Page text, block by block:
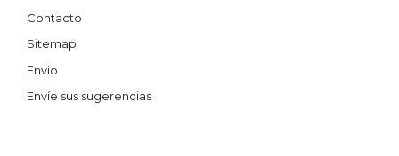
Contacto
Sitemap
Envío
Envíe sus sugerencias